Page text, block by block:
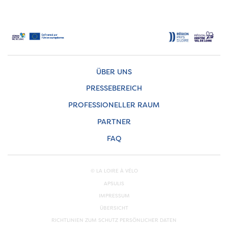
ÜBER UNS
PRESSEBEREICH
PROFESSIONELLER RAUM
PARTNER
FAQ
© LA LOIRE À VÉLO
APSULIS
IMPRESSUM
ÜBERSICHT
RICHTLINIEN ZUM SCHUTZ PERSÖNLICHER DATEN